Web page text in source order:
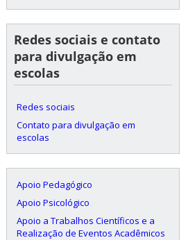
Redes sociais e contato
para divulgação em
escolas
Redes sociais
Contato para divulgação em
escolas
Apoio Pedagógico
Apoio Psicológico
Apoio a Trabalhos Científicos e a
Realização de Eventos Acadêmicos